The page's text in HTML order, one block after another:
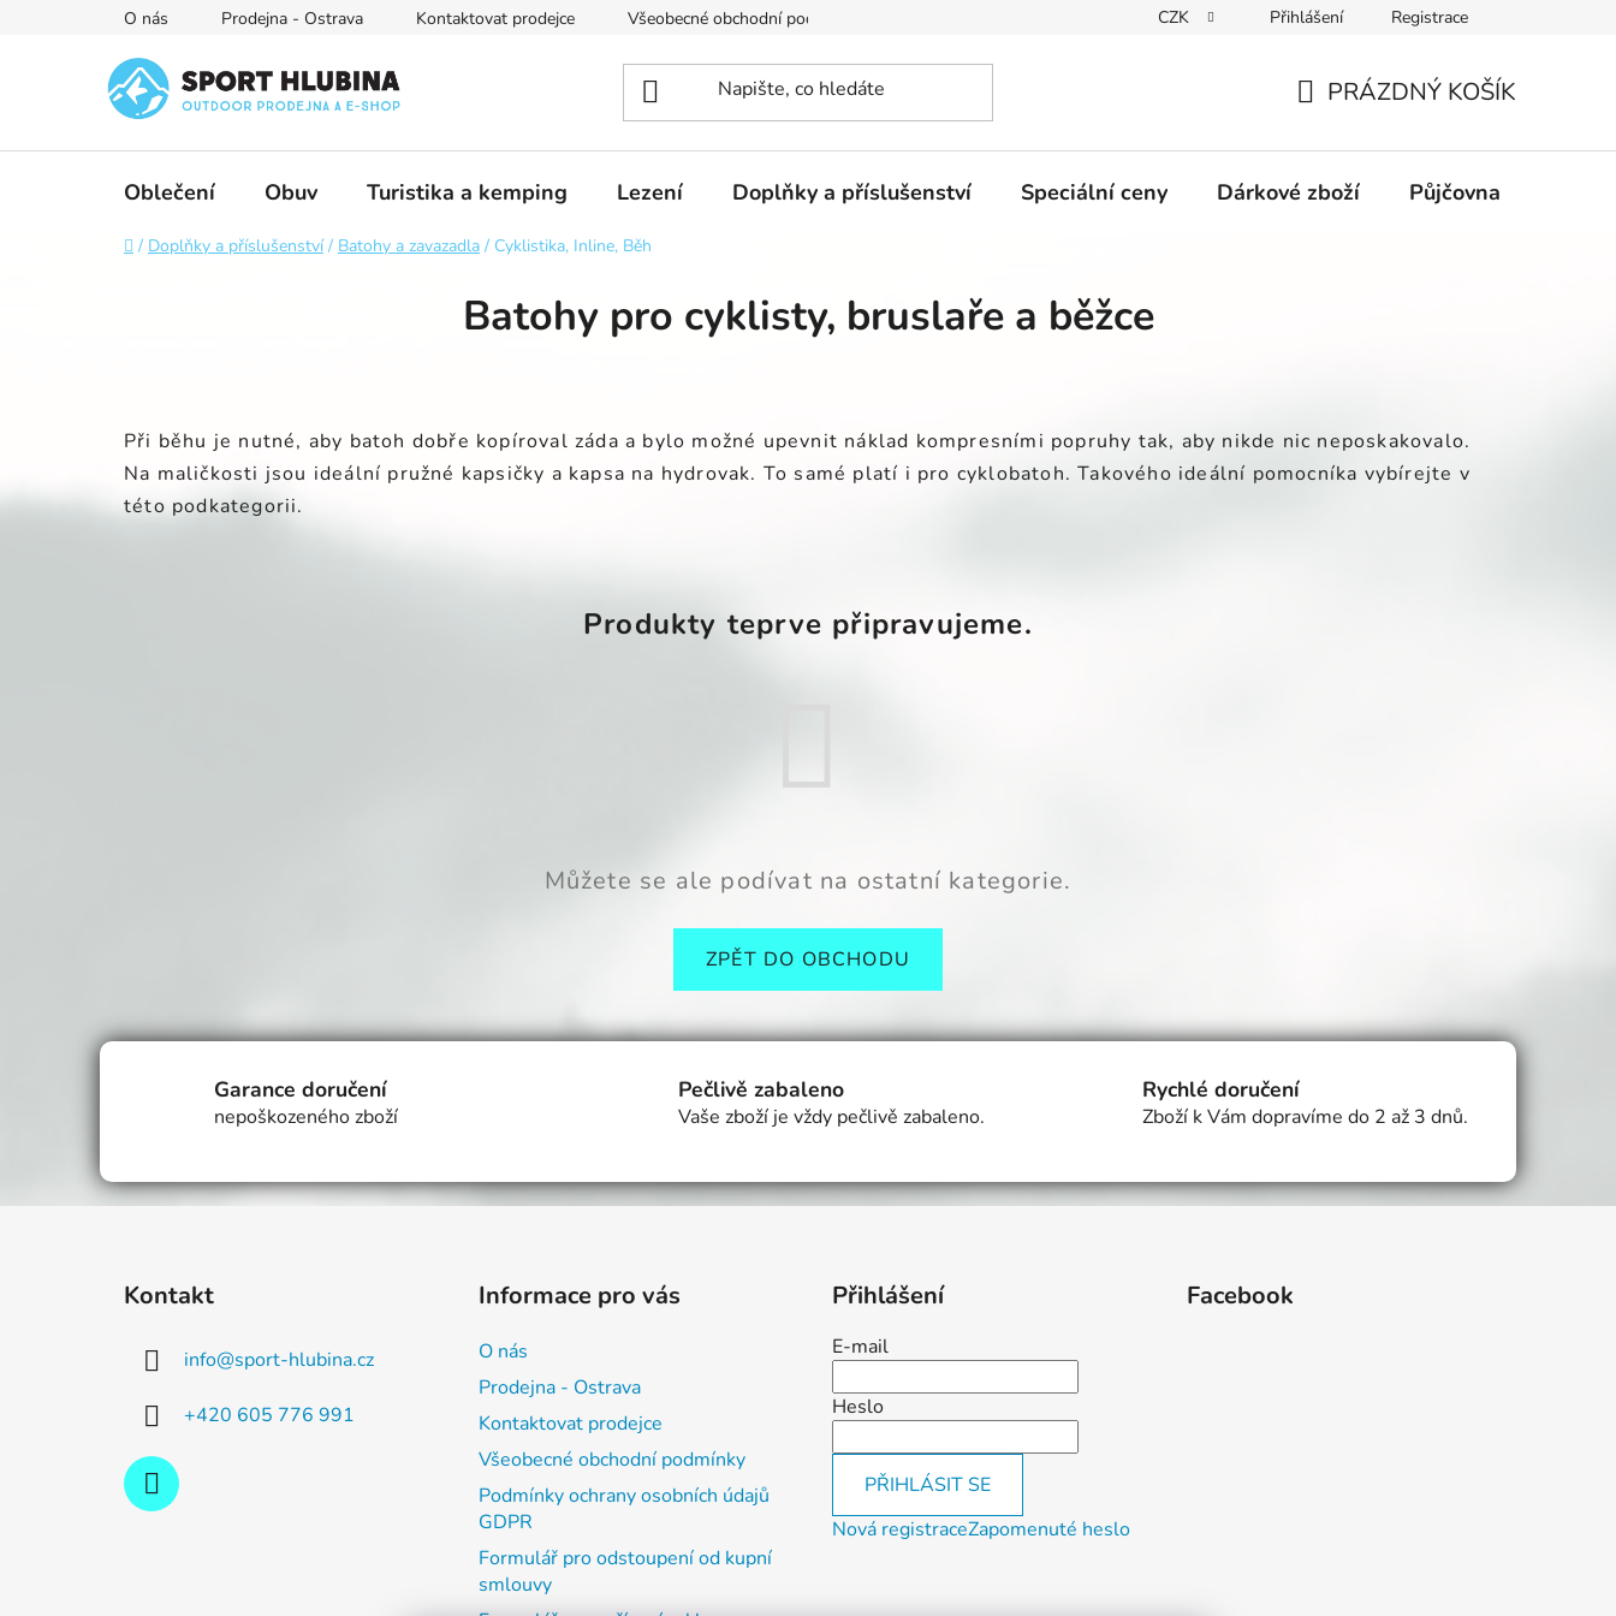
O nás Prodejna - Ostrava Kontaktovat prodejce Všeobecné obchodní podmínky Podmínky ochrany osobních údajů GDPR Formulář pro odstoupení od kupní smlouvy
CZK Přihlášení Registrace
KOŠÍK
PRÁZDNÝ KOŠÍK
Oblečení Obuv Turistika a kemping Lezení Doplňky a příslušenství Speciální ceny Dárkové zboží Půjčovna
Domů
/ Doplňky a příslušenství / Batohy a zavazadla / Cyklistika, Inline, Běh
Batohy pro cyklisty, bruslaře a běžce
Při běhu je nutné, aby batoh dobře kopíroval záda a bylo možné upevnit náklad kompresními popruhy tak, aby nikde nic neposkakovalo.
Na maličkosti jsou ideální pružné kapsičky a kapsa na hydrovak. To samé platí i pro cyklobatoh. Takového ideální pomocníka vybírejte v
této podkategorii.
Produkty teprve připravujeme.
Můžete se ale podívat na ostatní kategorie.
ZPĚT DO OBCHODU
Garance doručení
nepoškozeného zboží
Pečlivě zabaleno
Vaše zboží je vždy pečlivě zabaleno.
Rychlé doručení
Zboží k Vám dopravíme do 2 až 3 dnů.
Kontakt
info@sport-hlubina.cz
+420 605 776 991
Informace pro vás
O nás
Prodejna - Ostrava
Kontaktovat prodejce
Všeobecné obchodní podmínky
Podmínky ochrany osobních údajů
GDPR
Formulář pro odstoupení od kupní
smlouvy
Přihlášení
E-mail
Heslo
PŘIHLÁSIT SE
Nová registraceZapomenuté heslo
Facebook